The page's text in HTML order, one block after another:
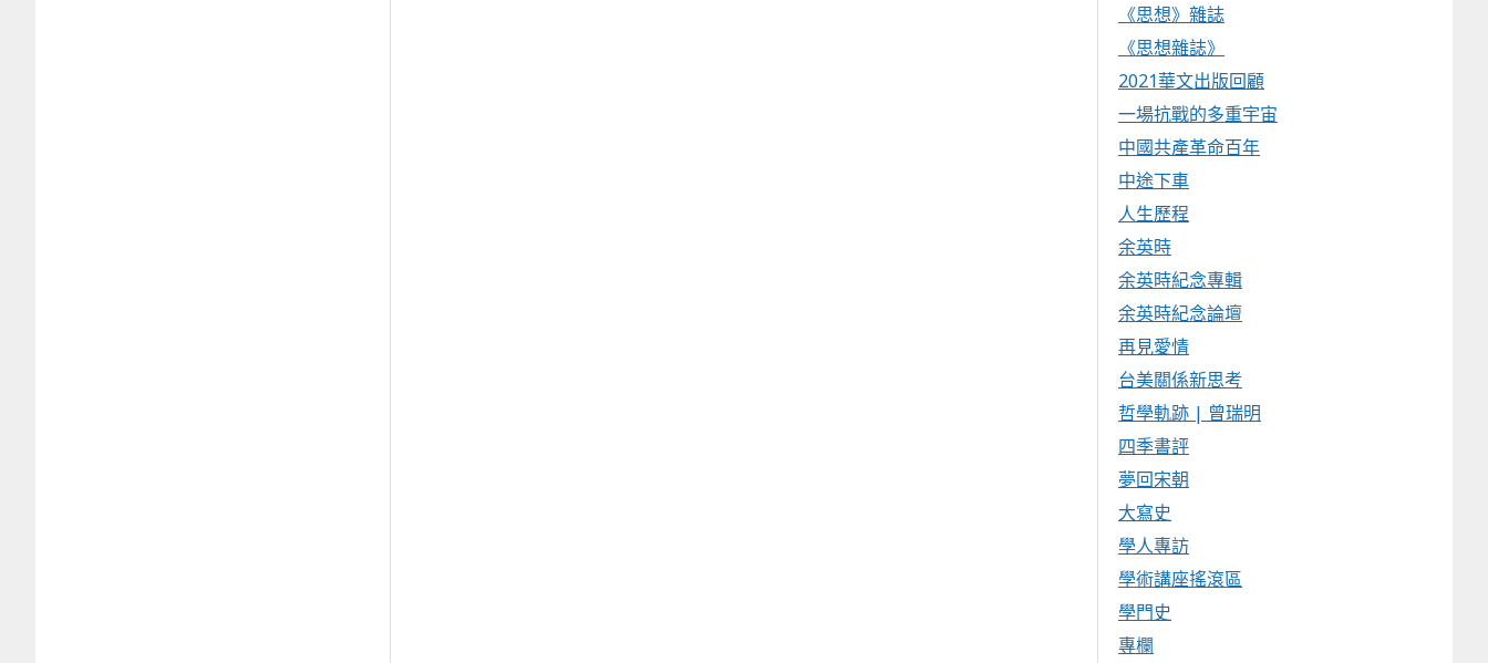
《思想》雜誌
《思想雜誌》
2021華文出版回顧
一場抗戰的多重宇宙
中國共產革命百年
中途下車
人生歷程
余英時
余英時紀念專輯
余英時紀念論壇
再見愛情
台美關係新思考
哲學軌跡 | 曾瑞明
四季書評
夢回宋朝
大寫史
學人專訪
學術講座搖滾區
學門史
專欄